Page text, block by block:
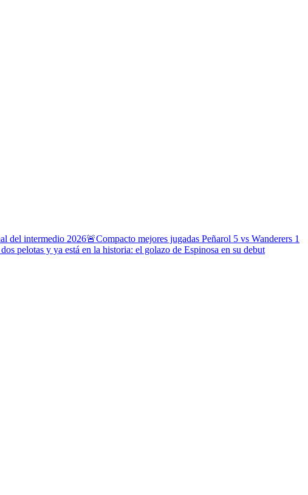
del intermedio 2026🚨Compacto mejores jugadas Peñarol 5 vs Wanderers 1
pelotas y ya está en la historia: el golazo de Espinosa en su debut